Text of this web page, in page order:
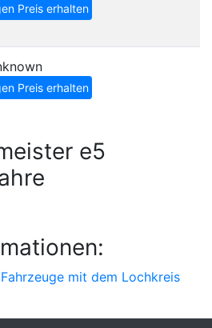
Preis erhalten
Preis erhalten
e5
mit dem Lochkreis